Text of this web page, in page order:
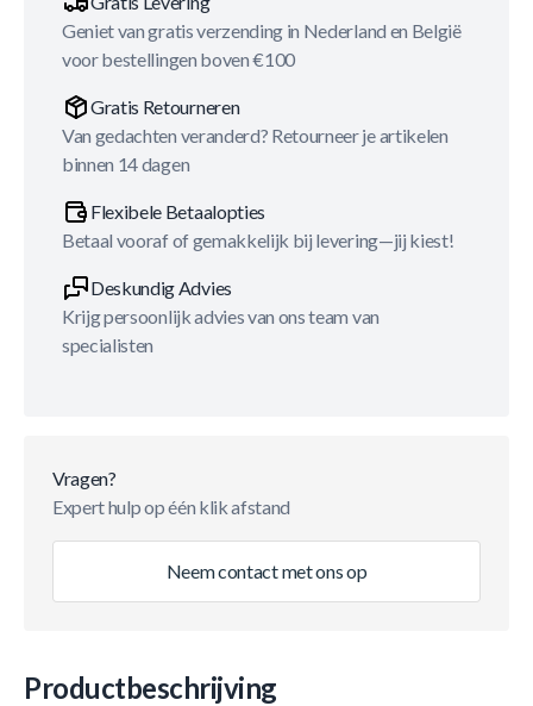
Geniet van gratis verzending in Nederland en België
voor bestellingen boven €100
Gratis Retourneren
Van gedachten veranderd? Retourneer je artikelen
binnen 14 dagen
Flexibele Betaalopties
Betaal vooraf of gemakkelijk bij levering—jij kiest!
Deskundig Advies
Krijg persoonlijk advies van ons team van
specialisten
Vragen?
Expert hulp op één klik afstand
Neem contact met ons op
Productbeschrijving